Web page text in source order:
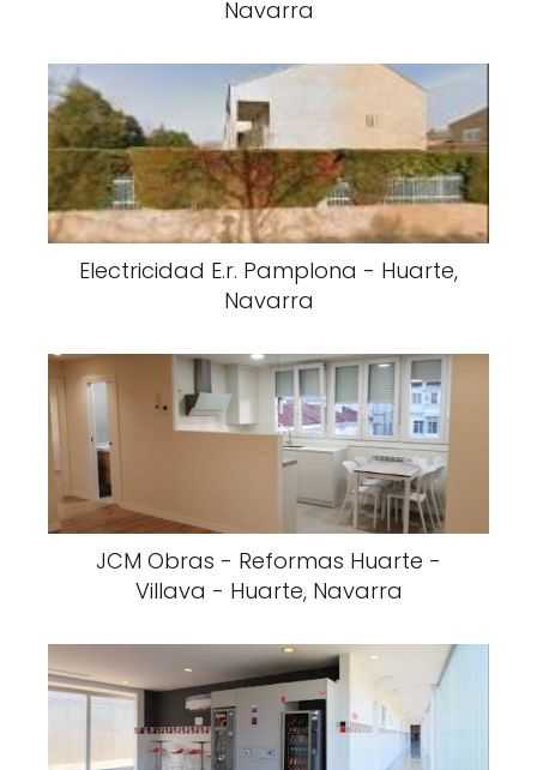
Navarra
Electricidad E.r. Pamplona - Huarte,
Navarra
JCM Obras - Reformas Huarte -
Villava - Huarte, Navarra